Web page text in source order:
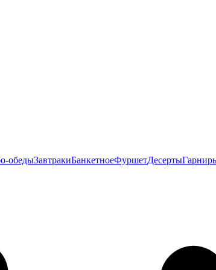
обедыЗавтракиБанкетноеФуршетДесерты